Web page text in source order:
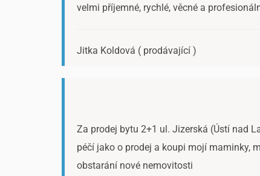
velmi příjemné, rychlé, věcné a
Jitka Koldová ( prodávající )
Za prodej bytu 2+1 ul. Jizerská (Ústí nad
péčí jako o prodej a koupi mojí maminky,
obstarání nové nemovitosti